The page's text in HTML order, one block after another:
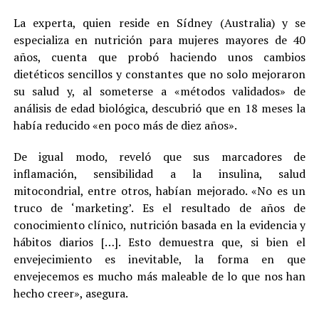
La experta, quien reside en Sídney (Australia) y se
especializa en nutrición para mujeres mayores de 40
años, cuenta que probó haciendo unos cambios
dietéticos sencillos y constantes que no solo mejoraron
su salud y, al someterse a «métodos validados» de
análisis de edad biológica, descubrió que en 18 meses la
había reducido «en poco más de diez años».
De igual modo, reveló que sus marcadores de
inflamación, sensibilidad a la insulina, salud
mitocondrial, entre otros, habían mejorado. «No es un
truco de ‘marketing’. Es el resultado de años de
conocimiento clínico, nutrición basada en la evidencia y
hábitos diarios […]. Esto demuestra que, si bien el
envejecimiento es inevitable, la forma en que
envejecemos es mucho más maleable de lo que nos han
hecho creer», asegura.